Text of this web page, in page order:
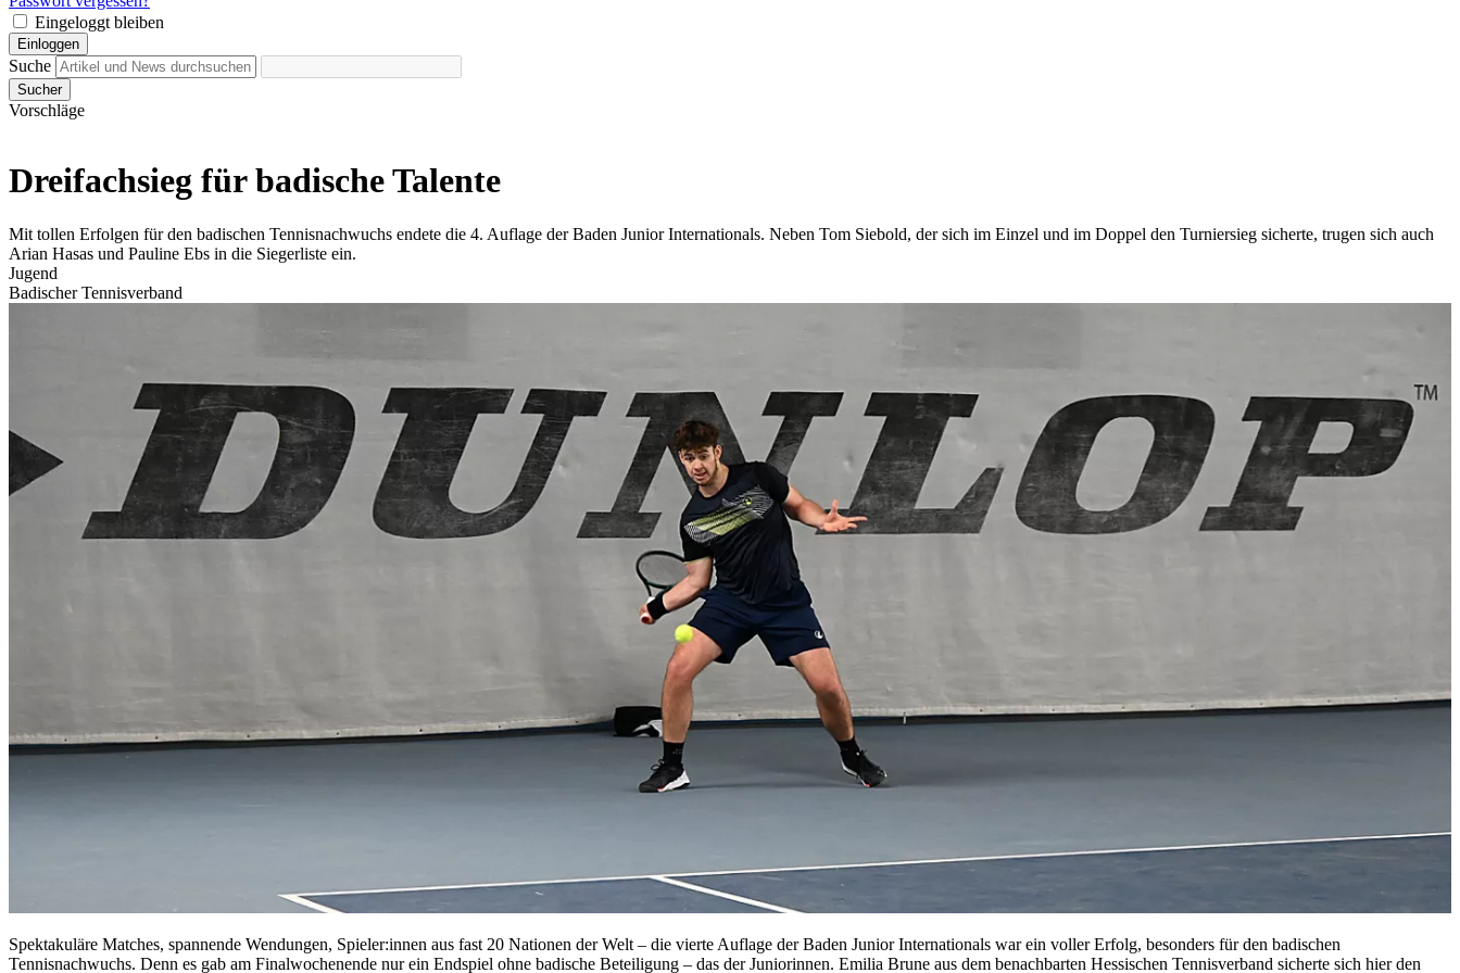
Eingeloggt bleiben
Einloggen
Suche
Sucher
Vorschläge
Dreifachsieg für badische Talente
Mit tollen Erfolgen für den badischen Tennisnachwuchs endete die 4. Auflage der Baden Junior Internationals. Neben Tom Siebold, der sich im Einzel und im Doppel den Turniersieg sicherte, trugen sich auch
Arian Hasas und Pauline Ebs in die Siegerliste ein.
Jugend
Badischer Tennisverband
Spektakuläre Matches, spannende Wendungen, Spieler:innen aus fast 20 Nationen der Welt – die vierte Auflage der Baden Junior Internationals war ein voller Erfolg, besonders für den badischen
Tennisnachwuchs. Denn es gab am Finalwochenende nur ein Endspiel ohne badische Beteiligung – das der Juniorinnen. Emilia Brune aus dem benachbarten Hessischen Tennisverband sicherte sich hier den